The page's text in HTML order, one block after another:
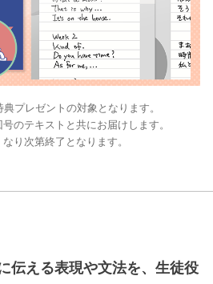
プレゼントの対象となります。
のテキストと共にお届けします。
り次第終了となります。
伝える表現や文法を、生徒役